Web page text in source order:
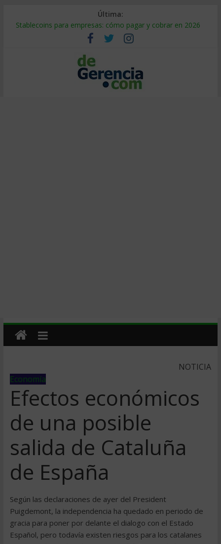
Última:
Stablecoins para empresas: cómo pagar y cobrar en 2026
Despido silencioso: qué es y por qué sale tan caro
IA en selección de personal: cómo auditarla a tiempo
Trabajo forzoso en la cadena de suministro: qué hacer
Mercado hispano de EE. UU.: cómo segmentarlo y venderle
NOTICIA
Economía
Efectos económicos
de una posible
salida de Cataluña
de España
Según las declaraciones de ayer del President
Puigdemont, la independencia ha quedado en periodo de
gracia para poner por delante el dialogo con el Estado
Español, pero todavía existen riesgos para los catalanes